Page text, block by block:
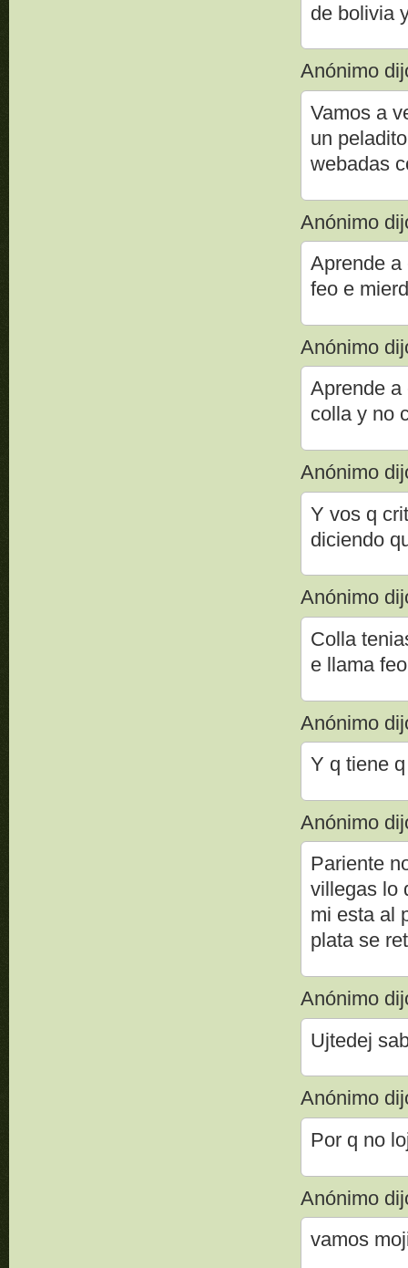
de bolivia
Anónimo
Vamos a
un
webadas
Anónimo
Aprende a
feo e
Anónimo
Aprende a
colla y no
Anónimo
Y vos q
diciendo
Anónimo
Colla
e llama
Anónimo
Y q tiene
Anónimo
Pariente
villegas lo
mi esta al
plata se
Anónimo
Ujtedej
Anónimo
Por q no
Anónimo
vamos